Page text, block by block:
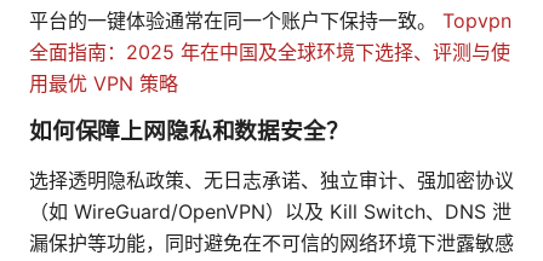
平台的一键体验通常在同一个账户下保持一致。 Topvpn
全面指南：2025 年在中国及全球环境下选择、评测与使
用最优 VPN 策略
如何保障上网隐私和数据安全？
选择透明隐私政策、无日志承诺、独立审计、强加密协议
（如 WireGuard/OpenVPN）以及 Kill Switch、DNS 泄
漏保护等功能，同时避免在不可信的网络环境下泄露敏感